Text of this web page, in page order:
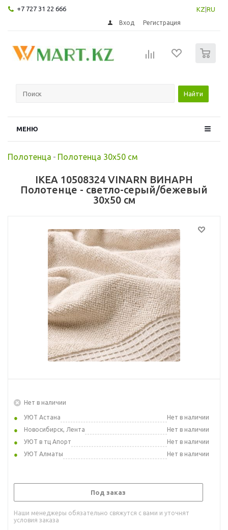
+7 727 31 22 666 KZ RU
Вход Регистрация
Найти
МЕНЮ
Полотенца - Полотенца 30х50 см
IKEA 10508324 VINARN ВИНАРН
Полотенце - светло-серый/бежевый
30x50 см
Нет в наличии
УЮТ Астана
Нет в наличии
Новосибирск, Лента
Нет в наличии
УЮТ в тц Апорт
Нет в наличии
УЮТ Алматы
Нет в наличии
Под заказ
Наши менеджеры обязательно свяжутся с вами и уточнят
условия заказа